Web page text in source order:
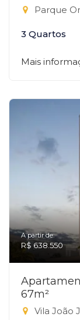
Parque
3 Quartos
Mais
A partir de:
R$ 638.550
67m²
Vila João